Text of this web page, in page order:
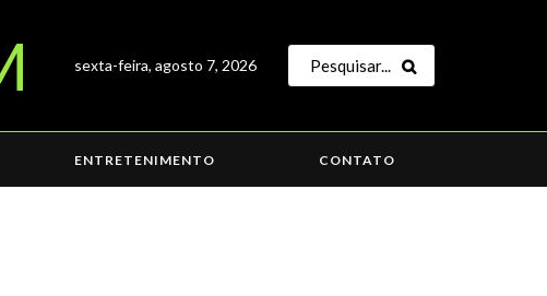
sexta-feira, agosto 7, 2026
ENTRETENIMENTO CONTATO